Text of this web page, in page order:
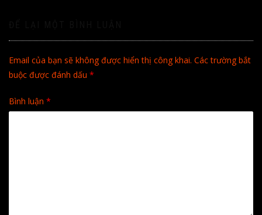
Email của bạn sẽ không được hiển thị công khai. Các trường bắt
buộc được đánh dấu *
Bình luận *